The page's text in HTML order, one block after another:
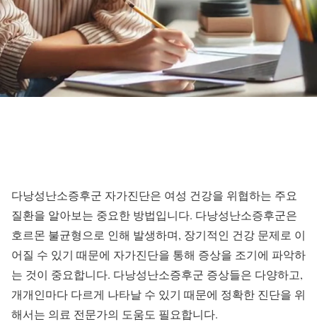
다낭성난소증후군 자가진단은 여성 건강을 위협하는 주요
질환을 알아보는 중요한 방법입니다. 다낭성난소증후군은
호르몬 불균형으로 인해 발생하며, 장기적인 건강 문제로 이
어질 수 있기 때문에 자가진단을 통해 증상을 조기에 파악하
는 것이 중요합니다. 다낭성난소증후군 증상들은 다양하고,
개개인마다 다르게 나타날 수 있기 때문에 정확한 진단을 위
해서는 의료 전문가의 도움도 필요합니다.